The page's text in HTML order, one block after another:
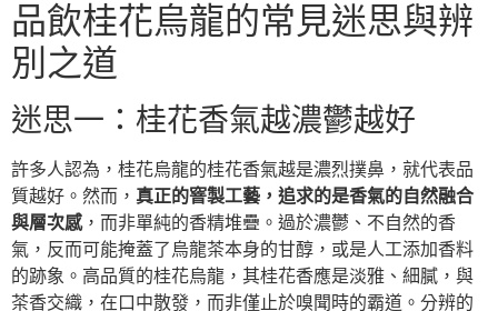
品飲桂花烏龍的常見迷思與辨
別之道
迷思一：桂花香氣越濃鬱越好
許多人認為，桂花烏龍的桂花香氣越是濃烈撲鼻，就代表品
質越好。然而， 真正的窨製工藝，追求的是香氣的自然融合
與層次感，而非單純的香精堆疊。過於濃鬱、不自然的香
氣，反而可能掩蓋了烏龍茶本身的甘醇，或是人工添加香料
的跡象。高品質的桂花烏龍，其桂花香應是淡雅、細膩，與
茶香交織，在口中散發，而非僅止於嗅聞時的霸道。分辨的